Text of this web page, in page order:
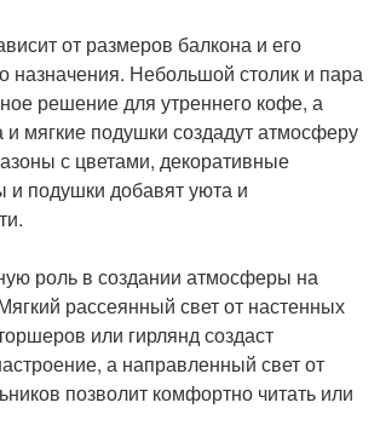
от размеров балкона и его
назначения. Небольшой столик и пара
решение для утреннего кофе, а
и мягкие подушки создадут атмосферу
с цветами, декоративные
подушки добавят уюта и
роль в создании атмосферы на
рассеянный свет от настенных
или гирлянд создаст
а направленный свет от
позволит комфортно читать или